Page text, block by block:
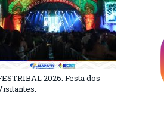
2026: Festa dos